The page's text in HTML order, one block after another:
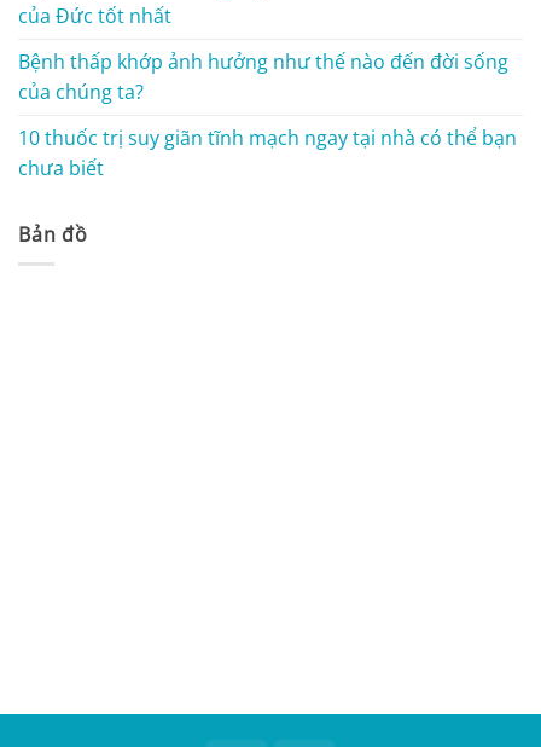
của Đức tốt nhất
Bệnh thấp khớp ảnh hưởng như thế nào đến đời sống
của chúng ta?
10 thuốc trị suy giãn tĩnh mạch ngay tại nhà có thể bạn
chưa biết
Bản đồ